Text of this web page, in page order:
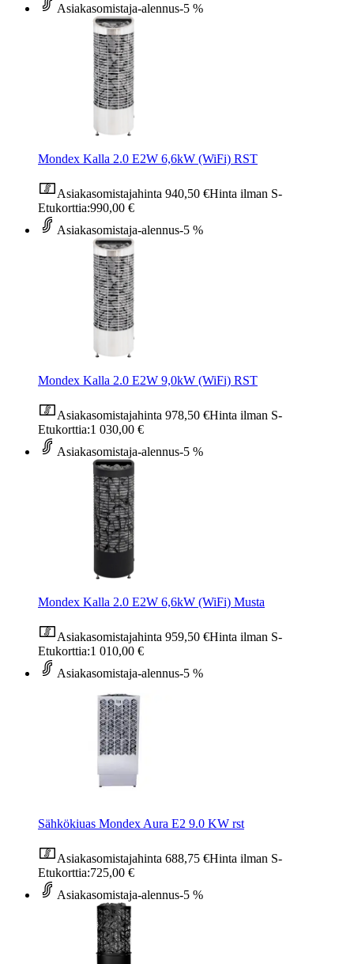
Asiakasomistaja-alennus-5 %
Mondex Kalla 2.0 E2W 6,6kW (WiFi) RST
Asiakasomistajahinta 940,50 €Hinta ilman S-
Etukorttia:990,00 €
Asiakasomistaja-alennus-5 %
Mondex Kalla 2.0 E2W 9,0kW (WiFi) RST
Asiakasomistajahinta 978,50 €Hinta ilman S-
Etukorttia:1 030,00 €
Asiakasomistaja-alennus-5 %
Mondex Kalla 2.0 E2W 6,6kW (WiFi) Musta
Asiakasomistajahinta 959,50 €Hinta ilman S-
Etukorttia:1 010,00 €
Asiakasomistaja-alennus-5 %
Sähkökiuas Mondex Aura E2 9.0 KW rst
Asiakasomistajahinta 688,75 €Hinta ilman S-
Etukorttia:725,00 €
Asiakasomistaja-alennus-5 %